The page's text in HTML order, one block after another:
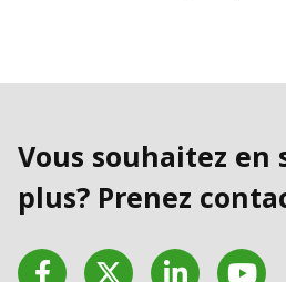
Vous souhaitez en
plus? Prenez
FacebookTwitter LinkedInYouTube